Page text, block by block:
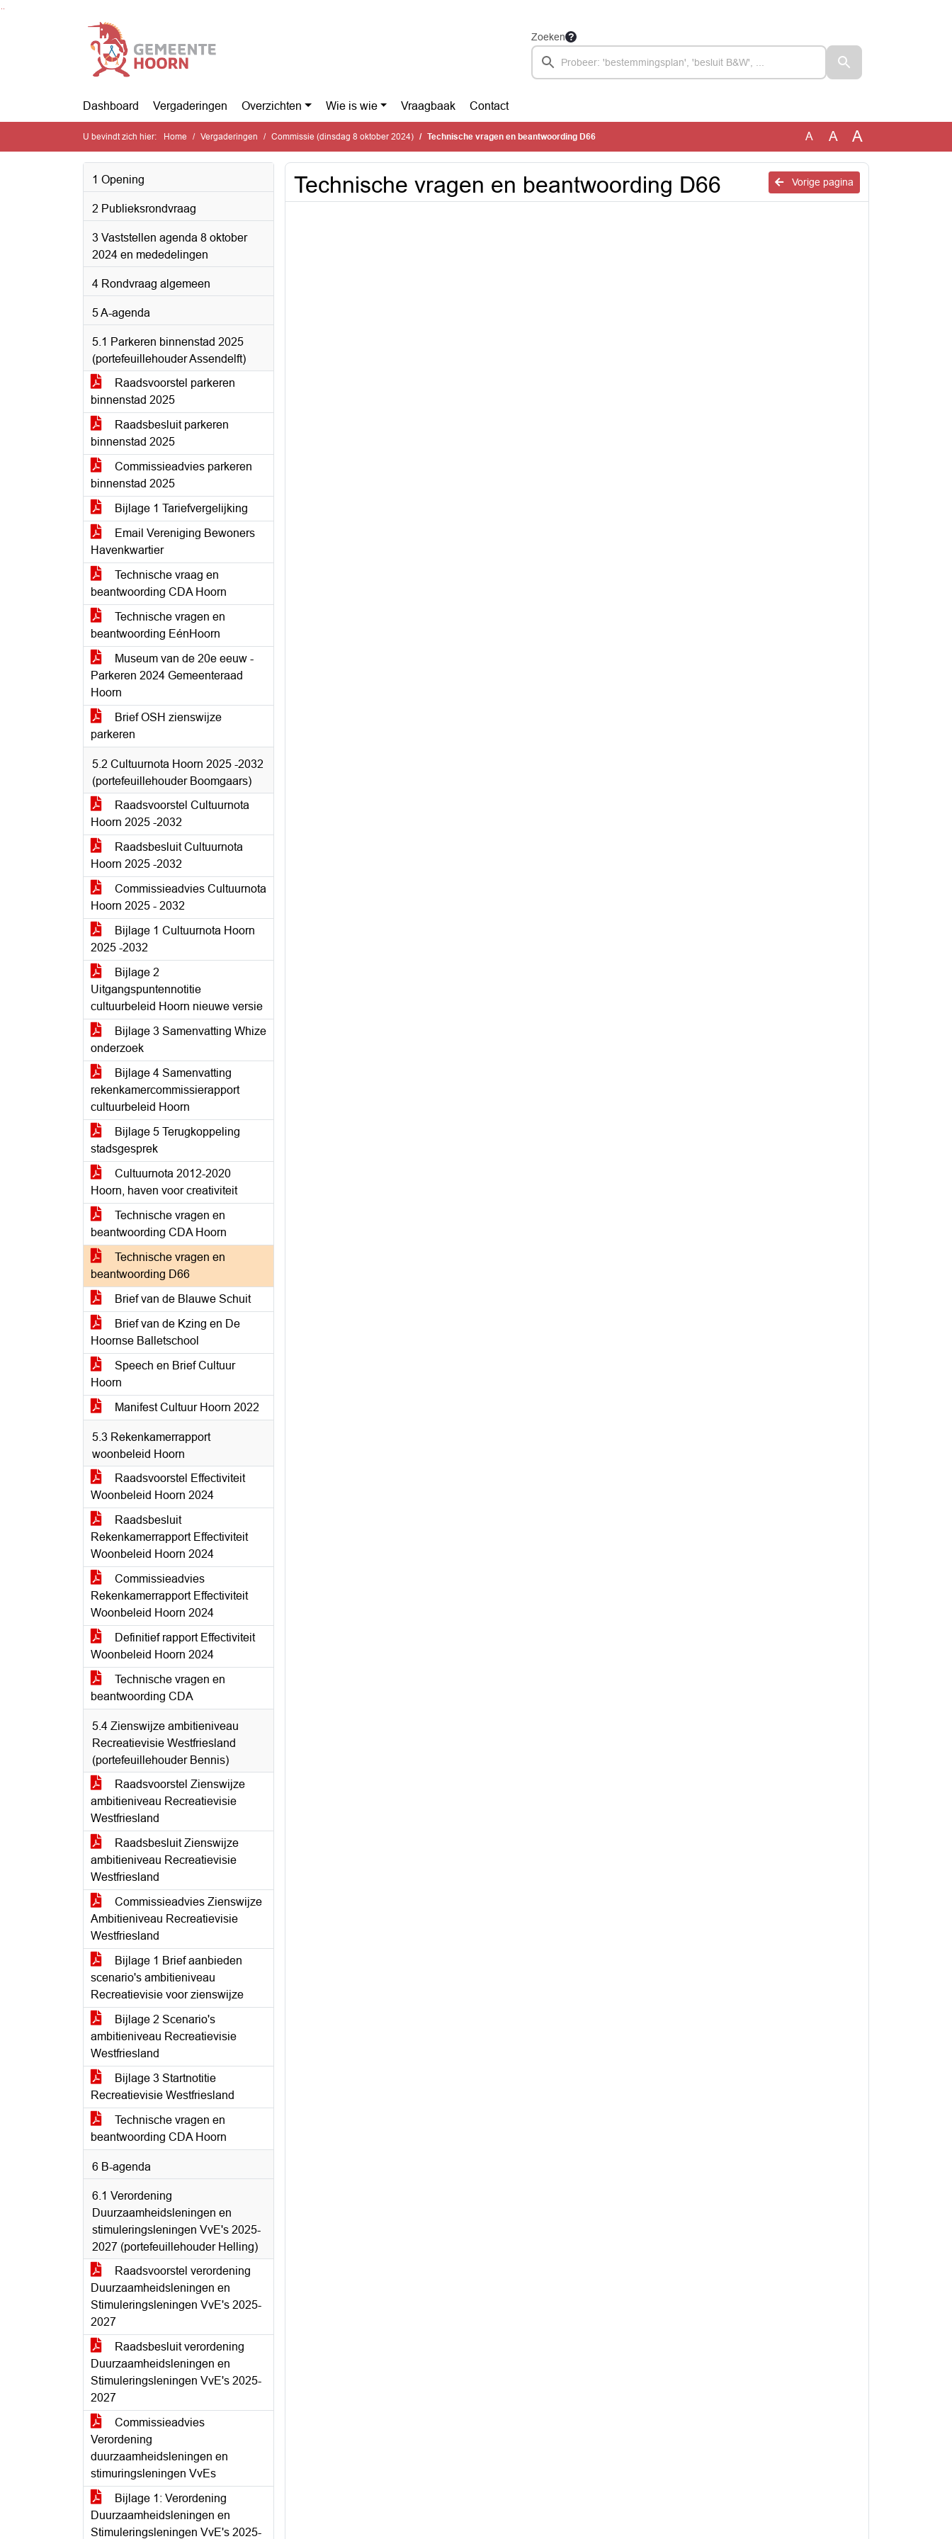
Zoeken
Dashboard Vergaderingen Overzichten Wie is wie Vraagbaak Contact
U bevindt zich hier: Home Vergaderingen Commissie (dinsdag 8 oktober 2024) Technische vragen en beantwoording D66 A A A
1 Opening
2 Publieksrondvraag
3 Vaststellen agenda 8 oktober
2024 en mededelingen
4 Rondvraag algemeen
5 A-agenda
5.1 Parkeren binnenstad 2025
(portefeuillehouder Assendelft)
Raadsvoorstel parkeren
binnenstad 2025
Raadsbesluit parkeren
binnenstad 2025
Commissieadvies parkeren
binnenstad 2025
Bijlage 1 Tariefvergelijking
Email Vereniging Bewoners
Havenkwartier
Technische vraag en
beantwoording CDA Hoorn
Technische vragen en
beantwoording EénHoorn
Museum van de 20e eeuw -
Parkeren 2024 Gemeenteraad
Hoorn
Brief OSH zienswijze
parkeren
5.2 Cultuurnota Hoorn 2025 -2032
(portefeuillehouder Boomgaars)
Raadsvoorstel Cultuurnota
Hoorn 2025 -2032
Raadsbesluit Cultuurnota
Hoorn 2025 -2032
Commissieadvies Cultuurnota
Hoorn 2025 - 2032
Bijlage 1 Cultuurnota Hoorn
2025 -2032
Bijlage 2
Uitgangspuntennotitie
cultuurbeleid Hoorn nieuwe versie
Bijlage 3 Samenvatting Whize
onderzoek
Bijlage 4 Samenvatting
rekenkamercommissierapport
cultuurbeleid Hoorn
Bijlage 5 Terugkoppeling
stadsgesprek
Cultuurnota 2012-2020
Hoorn, haven voor creativiteit
Technische vragen en
beantwoording CDA Hoorn
Technische vragen en
beantwoording D66
Brief van de Blauwe Schuit
Brief van de Kzing en De
Hoornse Balletschool
Speech en Brief Cultuur
Hoorn
Manifest Cultuur Hoorn 2022
5.3 Rekenkamerrapport
woonbeleid Hoorn
Raadsvoorstel Effectiviteit
Woonbeleid Hoorn 2024
Raadsbesluit
Rekenkamerrapport Effectiviteit
Woonbeleid Hoorn 2024
Commissieadvies
Rekenkamerrapport Effectiviteit
Woonbeleid Hoorn 2024
Definitief rapport Effectiviteit
Woonbeleid Hoorn 2024
Technische vragen en
beantwoording CDA
5.4 Zienswijze ambitieniveau
Recreatievisie Westfriesland
(portefeuillehouder Bennis)
Raadsvoorstel Zienswijze
ambitieniveau Recreatievisie
Westfriesland
Raadsbesluit Zienswijze
ambitieniveau Recreatievisie
Westfriesland
Commissieadvies Zienswijze
Ambitieniveau Recreatievisie
Westfriesland
Bijlage 1 Brief aanbieden
scenario's ambitieniveau
Recreatievisie voor zienswijze
Bijlage 2 Scenario's
ambitieniveau Recreatievisie
Westfriesland
Bijlage 3 Startnotitie
Recreatievisie Westfriesland
Technische vragen en
beantwoording CDA Hoorn
6 B-agenda
6.1 Verordening
Duurzaamheidsleningen en
stimuleringsleningen VvE's 2025-
2027 (portefeuillehouder Helling)
Raadsvoorstel verordening
Duurzaamheidsleningen en
Stimuleringsleningen VvE's 2025-
2027
Raadsbesluit verordening
Duurzaamheidsleningen en
Stimuleringsleningen VvE's 2025-
2027
Commissieadvies
Verordening
duurzaamheidsleningen en
stimuringsleningen VvEs
Bijlage 1: Verordening
Duurzaamheidsleningen en
Stimuleringsleningen VvE's 2025-
Vorige pagina
Technische vragen en beantwoording D66